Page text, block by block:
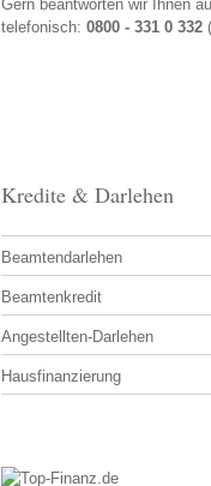
Gern beantworten wir Ihnen
telefonisch: 0800 - 331 0 332
Kredite & Darlehen
Beamtendarlehen
Beamtenkredit
Angestellten-Darlehen
Hausfinanzierung